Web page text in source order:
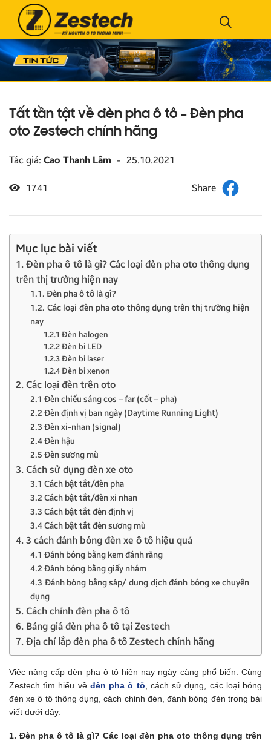
Tất tần tật về đèn pha ô tô – Đèn pha
oto Zestech chính hãng
Tác giả: Cao Thanh Lâm - 25.10.2021
1741
Mục lục bài viết
1. Đèn pha ô tô là gì? Các loại đèn pha oto thông dụng
trên thị trường hiện nay
1.1. Đèn pha ô tô là gì?
1.2. Các loại đèn pha oto thông dụng trên thị trường hiện
nay
1.2.1 Đèn halogen
1.2.2 Đèn bi LED
1.2.3 Đèn bi laser
1.2.4 Đèn bi xenon
2. Các loại đèn trên oto
2.1 Đèn chiếu sáng cos – far (cốt – pha)
2.2 Đèn định vị ban ngày (Daytime Running Light)
2.3 Đèn xi-nhan (signal)
2.4 Đèn hậu
2.5 Đèn sương mù
3. Cách sử dụng đèn xe oto
3.1 Cách bật tắt/đèn pha
3.2 Cách bật tắt/đèn xi nhan
3.3 Cách bật tắt đèn định vị
3.4 Cách bật tắt đèn sương mù
4. 3 cách đánh bóng đèn xe ô tô hiệu quả
4.1 Đánh bóng bằng kem đánh răng
4.2 Đánh bóng bằng giấy nhám
4.3 Đánh bóng bằng sáp/ dung dịch đánh bóng xe chuyên
dụng
5. Cách chỉnh đèn pha ô tô
6. Bảng giá đèn pha ô tô tại Zestech
7. Địa chỉ lắp đèn pha ô tô Zestech chính hãng
Việc nâng cấp đèn pha ô tô hiện nay ngày càng phổ biến. Cùng
Zestech tìm hiểu về đèn pha ô tô , cách sử dụng, các loại bóng
đèn xe ô tô thông dụng, cách chỉnh đèn, đánh bóng đèn trong bài
viết dưới đây.
1. Đèn pha ô tô là gì? Các loại đèn pha oto thông dụng trên